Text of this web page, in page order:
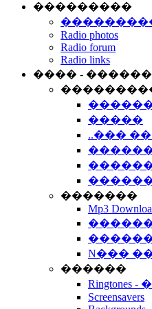
���������
Radio photos
Radio forum
Radio links
���� - ������
�����
..���
�������
Mp3
N���
������
Ringtones
Screensavers